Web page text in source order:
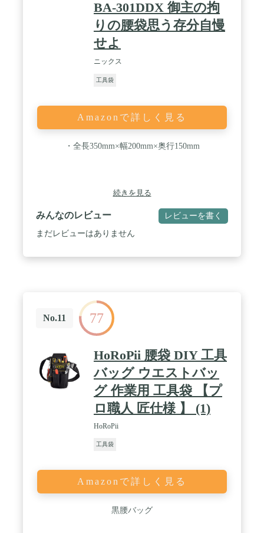
BA-301DDX 御主の拘
りの腰袋思う存分自慢
せよ
ニックス
工具袋
Amazonで詳しく見る
・全長350mm×幅200mm×奥行150mm
続きを見る
みんなのレビュー レビューを書く
まだレビューはありません
No.11 77
HoRoPii 腰袋 DIY 工具
バッグ ウエストバッ
グ 作業用 工具袋 【プ
ロ職人 匠仕様 】 (1)
HoRoPii
工具袋
Amazonで詳しく見る
黒腰バッグ